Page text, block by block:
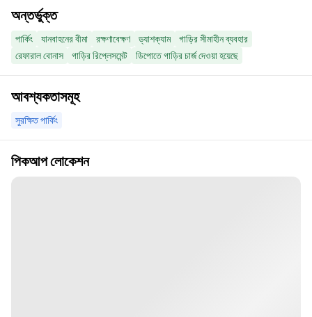
অন্তর্ভুক্ত
পার্কিং যানবাহনের বীমা রক্ষণাবেক্ষণ ড্যাশক্যাম
গাড়ির সীমাহীন ব্যবহার
রেফারাল বোনাস
গাড়ির রিপ্লেসমেন্ট ডিপোতে গাড়ির চার্জ দেওয়া হয়েছে
আবশ্যকতাসমূহ
সুরক্ষিত পার্কিং
পিকআপ লোকেশন